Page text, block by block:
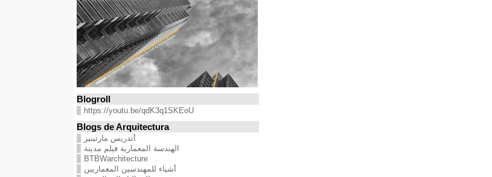
Blogroll
https://youtu.be/qdK3q1SKEoU
Blogs de Arquitectura
أندريس مارتينيز
الهندسة المعمارية فيلم مدينة
BTBWarchitecture
أشياء للمهندسين المعماريين